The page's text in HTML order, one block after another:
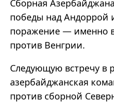
Сборная
победы над Андоррой
поражение — именно
против Венгрии.
Следующую встречу в
азербайджанская
против сборной